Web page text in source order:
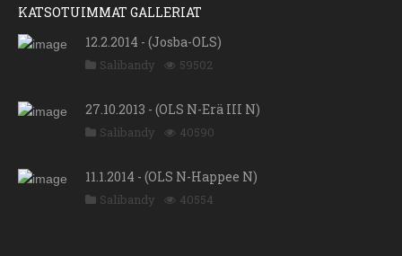
KATSOTUIMMAT GALLERIAT
12.2.2014 - (Josba-OLS)
Salibandy 59502
27.10.2013 - (OLS N-Erä III N)
Salibandy 40590
11.1.2014 - (OLS N-Happee N)
Salibandy 40554